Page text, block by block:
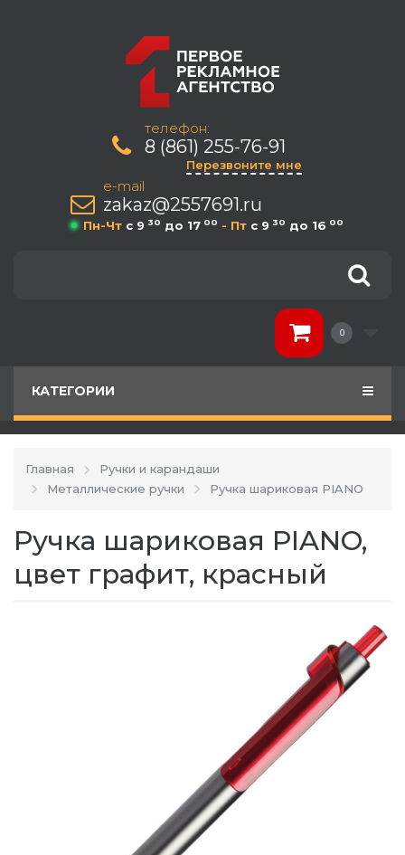
телефон:
8 (861) 255-76-91
Перезвоните мне
e-mail
zakaz@2557691.ru
Пн-Чт c 9 30 до 17 00 - Пт c 9 30 до 16 00
0
КАТЕГОРИИ
Главная
Ручки и карандаши
Металлические ручки
Ручка шариковая PIANO
Ручка шариковая PIANO,
цвет графит, красный